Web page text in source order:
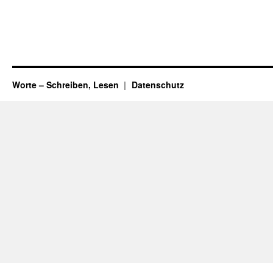
Worte – Schreiben, Lesen Datenschutz